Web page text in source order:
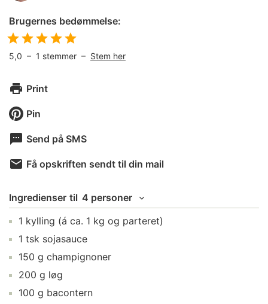
Brugernes bedømmelse:
5,0 – 1 stemmer – Stem her
Print
Pin
Send på SMS
Få opskriften sendt til din mail
Ingredienser til 4 personer
1 kylling (á ca. 1 kg og parteret)
1 tsk sojasauce
150 g champignoner
200 g løg
100 g bacontern